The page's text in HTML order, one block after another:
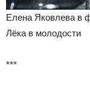
Елена Яковлева в
Лёка в молодости
***